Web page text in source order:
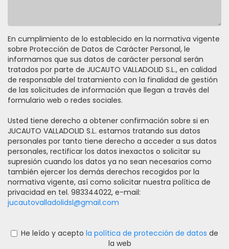
En cumplimiento de lo establecido en la normativa vigente
sobre Protección de Datos de Carácter Personal, le
informamos que sus datos de carácter personal serán
tratados por parte de JUCAUTO VALLADOLID S.L., en calidad
de responsable del tratamiento con la finalidad de gestión
de las solicitudes de información que llegan a través del
formulario web o redes sociales.
Usted tiene derecho a obtener confirmación sobre si en
JUCAUTO VALLADOLID S.L. estamos tratando sus datos
personales por tanto tiene derecho a acceder a sus datos
personales, rectificar los datos inexactos o solicitar su
supresión cuando los datos ya no sean necesarios como
también ejercer los demás derechos recogidos por la
normativa vigente, así como solicitar nuestra política de
privacidad en tel. 983344022, e-mail:
jucautovalladolidsl@gmail.com
He leído y acepto la política de protección de datos de
la web